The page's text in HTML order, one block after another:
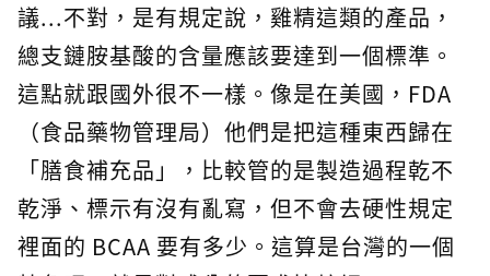
議...不對，是有規定說，雞精這類的產品，
總支鏈胺基酸的含量應該要達到一個標準。
這點就跟國外很不一樣。像是在美國，FDA
（食品藥物管理局）他們是把這種東西歸在
「膳食補充品」，比較管的是製造過程乾不
乾淨、標示有沒有亂寫，但不會去硬性規定
裡面的 BCAA 要有多少。這算是台灣的一個